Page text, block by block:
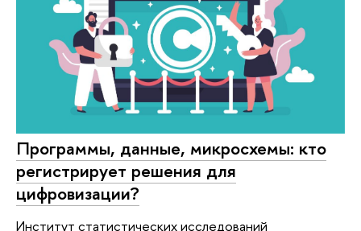
Программы, данные, микросхемы: кто
регистрирует решения для
цифровизации?
Институт статистических исследований